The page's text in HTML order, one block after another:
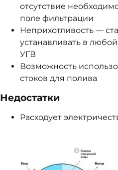
отсутствие
поле фильтрации
Неприхотливость —
устанавливать в
УГВ
Возможность
стоков для полива
Недостатки
Расходует